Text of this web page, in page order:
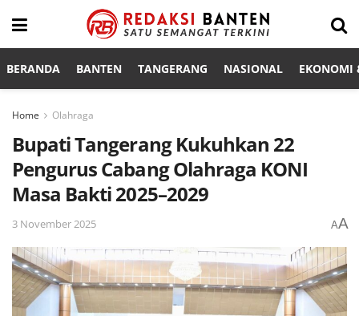
BERANDA BANTEN TANGERANG NASIONAL EKONOMI
Home Olahraga
Bupati Tangerang Kukuhkan 22
Pengurus Cabang Olahraga KONI
Masa Bakti 2025–2029
3 November 2025 AA